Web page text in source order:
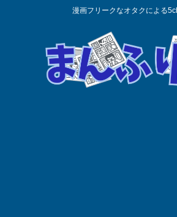
漫画フリークなオタクによる